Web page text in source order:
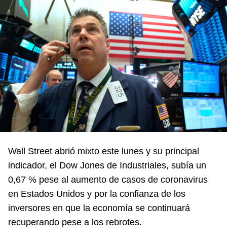
Wall Street abrió mixto este lunes y su principal
indicador, el Dow Jones de Industriales, subía un
0,67 % pese al aumento de casos de coronavirus
en Estados Unidos y por la confianza de los
inversores en que la economía se continuará
recuperando pese a los rebrotes.